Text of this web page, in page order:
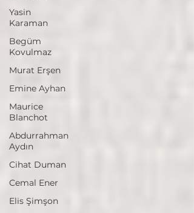
Yasin
Karaman
Begüm
Kovulmaz
Murat Erşen
Emine Ayhan
Maurice
Blanchot
Abdurrahman
Aydın
Cihat Duman
Cemal Ener
Elis Şimşon